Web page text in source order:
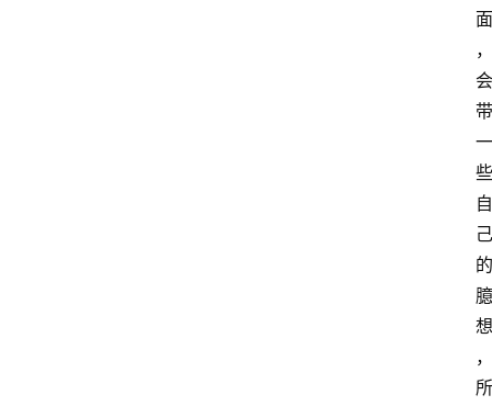
面
，
会
带
一
些
自
己
的
臆
想
，
所